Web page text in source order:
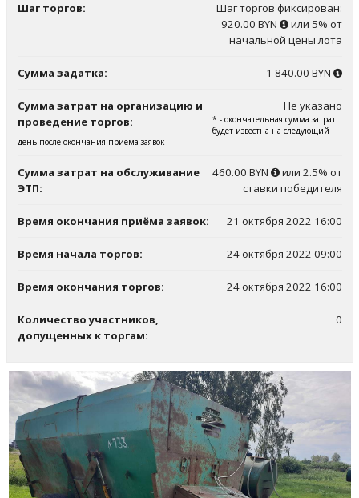
Шаг торгов:
Шаг торгов фиксирован:
920.00 BYN
или 5% от
начальной цены лота
Сумма задатка: 1 840.00 BYN
Сумма затрат на организацию и
проведение торгов:
Не указано
* - окончательная сумма затрат
будет известна на следующий
день после окончания приема заявок
Сумма затрат на обслуживание
ЭТП:
460.00 BYN
или 2.5% от
ставки победителя
Время окончания приёма заявок: 21 октября 2022 16:00
Время начала торгов: 24 октября 2022 09:00
Время окончания торгов: 24 октября 2022 16:00
Количество участников,
допущенных к торгам:
0